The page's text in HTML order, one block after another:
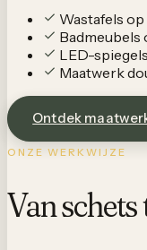
Wastafels op
Badmeubels
LED-
Maatwerk
Ontdek
ONZE WERKWIJZE
Van